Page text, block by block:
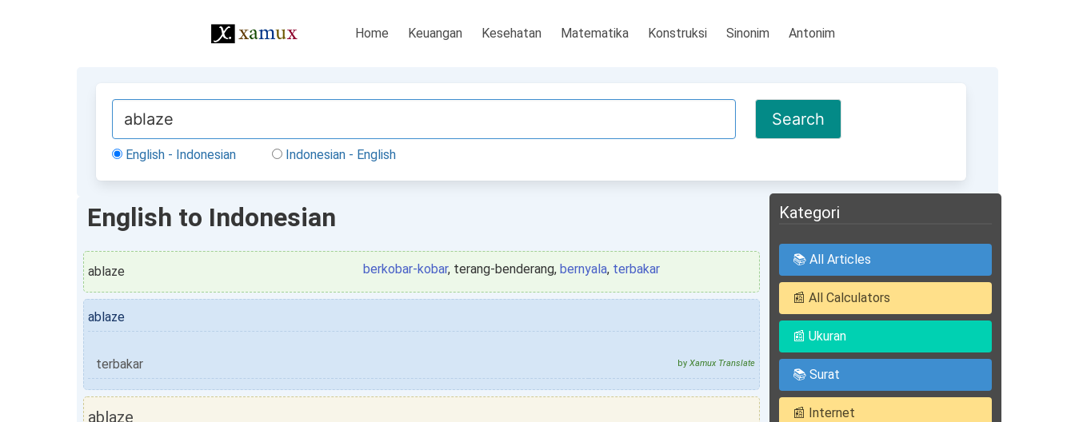
Home Keuangan Kesehatan Matematika Konstruksi Sinonim Antonim
English - Indonesian Indonesian - English
English to Indonesian
ablaze berkobar-kobar, terang-benderang, bernyala, terbakar
ablaze
terbakar by Xamux Translate
ablaze
Kategori
📚 All Articles
📰 All Calculators
📰 Ukuran
📚 Surat
📰 Internet